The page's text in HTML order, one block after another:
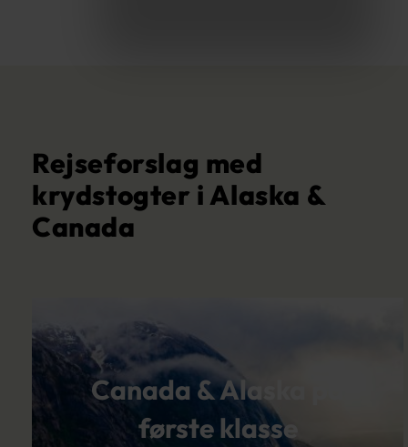
Rejseforslag med
krydstogter i Alaska &
Canada
Canada & Alaska på
første klasse